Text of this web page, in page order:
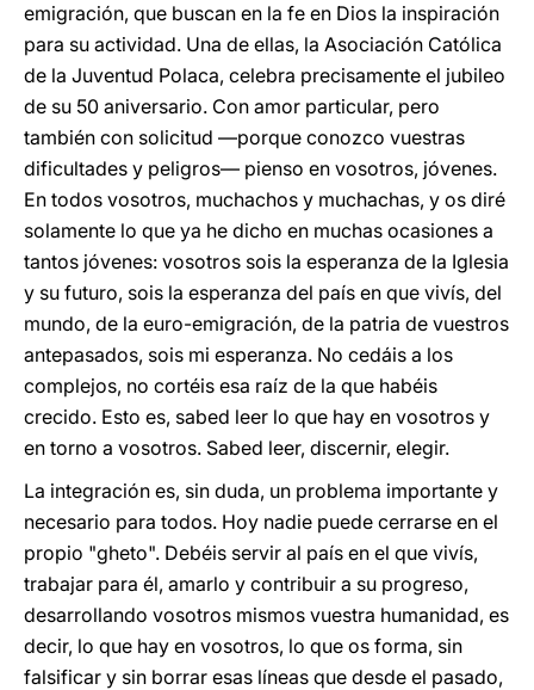
emigración, que buscan en la fe en Dios la inspiración
para su actividad. Una de ellas, la Asociación Católica
de la Juventud Polaca, celebra precisamente el jubileo
de su 50 aniversario. Con amor particular, pero
también con solicitud —porque conozco vuestras
dificultades y peligros— pienso en vosotros, jóvenes.
En todos vosotros, muchachos y muchachas, y os diré
solamente lo que ya he dicho en muchas ocasiones a
tantos jóvenes: vosotros sois la esperanza de la Iglesia
y su futuro, sois la esperanza del país en que vivís, del
mundo, de la euro-emigración, de la patria de vuestros
antepasados, sois mi esperanza. No cedáis a los
complejos, no cortéis esa raíz de la que habéis
crecido. Esto es, sabed leer lo que hay en vosotros y
en torno a vosotros. Sabed leer, discernir, elegir.
La integración es, sin duda, un problema importante y
necesario para todos. Hoy nadie puede cerrarse en el
propio "gheto". Debéis servir al país en el que vivís,
trabajar para él, amarlo y contribuir a su progreso,
desarrollando vosotros mismos vuestra humanidad, es
decir, lo que hay en vosotros, lo que os forma, sin
falsificar y sin borrar esas líneas que desde el pasado,